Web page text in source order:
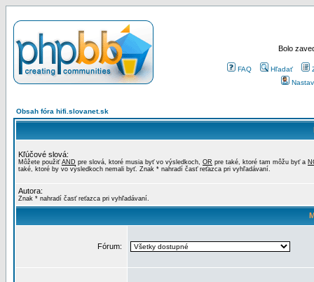
Bolo
FAQ Hľadať
Obsah fóra hifi.slovanet.sk
Kľúčové slová:
Môžete použiť AND pre slová, ktoré musia byť vo výsledkoch, OR pre také, ktoré tam môžu byť a
také, ktoré by vo výsledkoch nemali byť. Znak * nahradí časť reťazca pri vyhľadávaní.
Autora:
Znak * nahradí časť reťazca pri vyhľadávaní.
Fórum: